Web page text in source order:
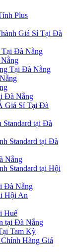
Plus
Giá Sỉ Tại Đà
Tại Đà Nẵng
Tại Đà Nẵng
Đà Nẵng
Giá Sỉ Tại Đà
Standard tại Đà
Standard tại Đà
Nẵng
Standard tại Hội
Đà Nẵng
Hội An
Huế
tại Đà Nẵng
Tam Kỳ
Hãng Giá